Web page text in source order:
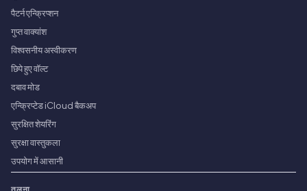
पैटर्न एन्क्रिप्शन
गुप्त वाक्यांश
विश्वसनीय अस्वीकरण
छिपे हुए वॉल्ट
दबाव मोड
एन्क्रिप्टेड iCloud बैकअप
सुरक्षित शेयरिंग
सुरक्षा वास्तुकला
उपयोग में आसानी